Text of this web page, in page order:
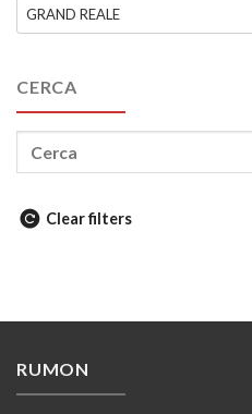
GRAND REALE
CERCA
Clear filters
RUMON